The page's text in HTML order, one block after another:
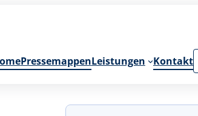
PressemappenLeistungen Kontakt